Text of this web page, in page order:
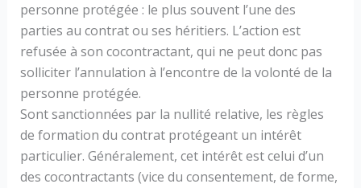
personne protégée : le plus souvent l’une des
parties au contrat ou ses héritiers. L’action est
refusée à son cocontractant, qui ne peut donc pas
solliciter l’annulation à l’encontre de la volonté de la
personne protégée.
Sont sanctionnées par la nullité relative, les règles
de formation du contrat protégeant un intérêt
particulier. Généralement, cet intérêt est celui d’un
des cocontractants (vice du consentement, de forme,